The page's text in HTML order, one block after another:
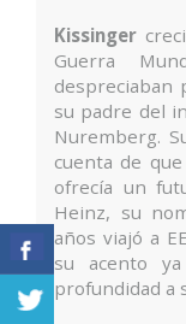
Kissinger
Guerra
despreciaban
su padre del
Nuremberg.
cuenta de
ofrecía un
Heinz, su
años viajó a
su acento
profundidad a